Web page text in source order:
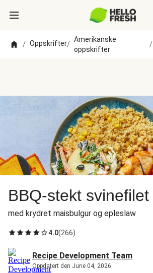
/ Oppskrifter/
Amerikanske
oppskrifter
/
BBQ-stekt svinefilet
med krydret maisbulgur og epleslaw
4.0(266)
Recipe Development Team
Oppdatert den June 04, 2026